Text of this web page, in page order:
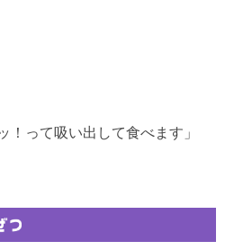
！って吸い出して食べます」